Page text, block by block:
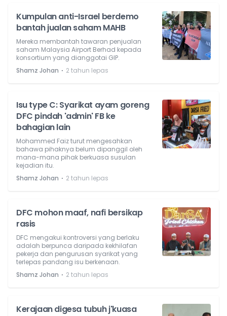
Kumpulan anti-Israel berdemo
bantah jualan saham MAHB
Mereka membantah tawaran penjualan
saham Malaysia Airport Berhad kepada
konsortium yang dianggotai GIP.
Shamz Johan ⋅ 2 tahun lepas
Isu type C: Syarikat ayam goreng
DFC pindah 'admin' FB ke
bahagian lain
Mohammed Faiz turut mengesahkan
bahawa pihaknya belum dipanggil oleh
mana-mana pihak berkuasa susulan
kejadian itu.
Shamz Johan ⋅ 2 tahun lepas
DFC mohon maaf, nafi bersikap
rasis
DFC mengakui kontroversi yang berlaku
adalah berpunca daripada kekhilafan
pekerja dan pengurusan syarikat yang
terlepas pandang isu berkenaan.
Shamz Johan ⋅ 2 tahun lepas
Kerajaan digesa tubuh j'kuasa